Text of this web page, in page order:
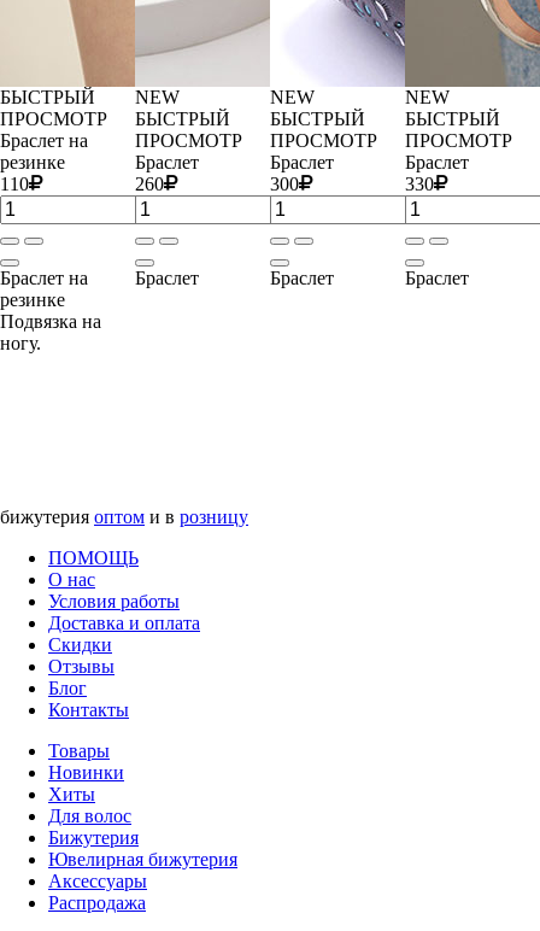
БЫСТРЫЙ
ПРОСМОТР
Браслет на
резинке
110
Браслет на
резинке
Подвязка на
ногу.
NEW
БЫСТРЫЙ
ПРОСМОТР
Браслет
260
Браслет
NEW
БЫСТРЫЙ
ПРОСМОТР
Браслет
300
Браслет
NEW
БЫСТРЫЙ
ПРОСМОТР
Браслет
330
Браслет
бижутерия оптом и в розницу
ПОМОЩЬ
О нас
Условия работы
Доставка и оплата
Скидки
Отзывы
Блог
Контакты
Товары
Новинки
Хиты
Для волос
Бижутерия
Ювелирная бижутерия
Аксессуары
Распродажа